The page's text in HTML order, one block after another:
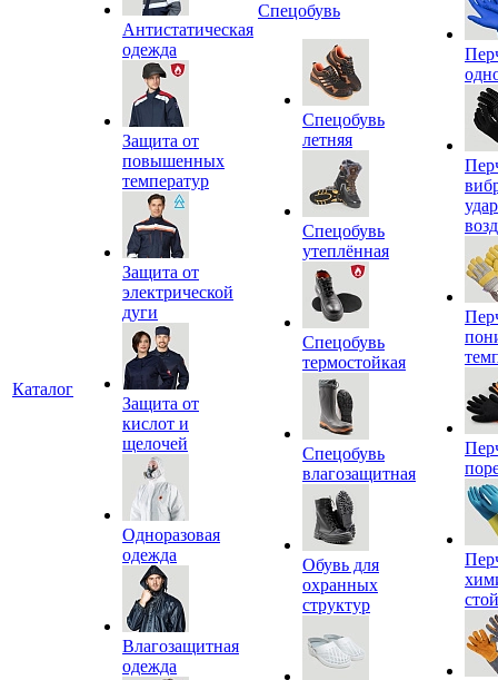
Каталог
Антистатическая
одежда
Защита от
повышенных
температур
Защита от
электрической
дуги
Защита от
кислот и
щелочей
Одноразовая
одежда
Влагозащитная
одежда
Спецобувь
Спецобувь
летняя
Спецобувь
утеплённая
Спецобувь
термостойкая
Спецобувь
влагозащитная
Обувь для
охранных
структур